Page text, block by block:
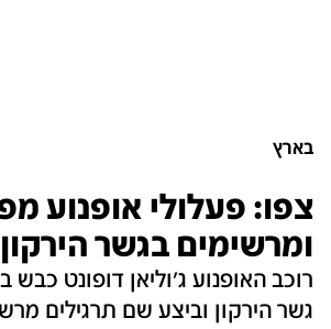
בארץ
צפו: פעלולי אופנוע
ומרשימים בגשר הירקון
רוכב האופנוע ג'וליאן דופונט
גשר הירקון וביצע שם תרגילים